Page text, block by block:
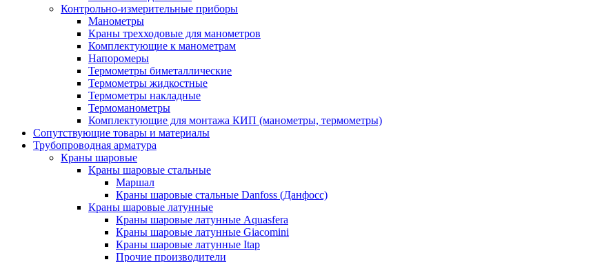
Контрольно-измерительные приборы
Манометры
Краны трехходовые для манометров
Комплектующие к манометрам
Напоромеры
Термометры биметаллические
Термометры жидкостные
Термометры накладные
Термоманометры
Комплектующие для монтажа КИП (манометры, термометры)
Сопутствующие товары и материалы
Трубопроводная арматура
Краны шаровые
Краны шаровые стальные
Маршал
Краны шаровые стальные Danfoss (Данфосс)
Краны шаровые латунные
Краны шаровые латунные Aquasfera
Краны шаровые латунные Giacomini
Краны шаровые латунные Itap
Прочие производители